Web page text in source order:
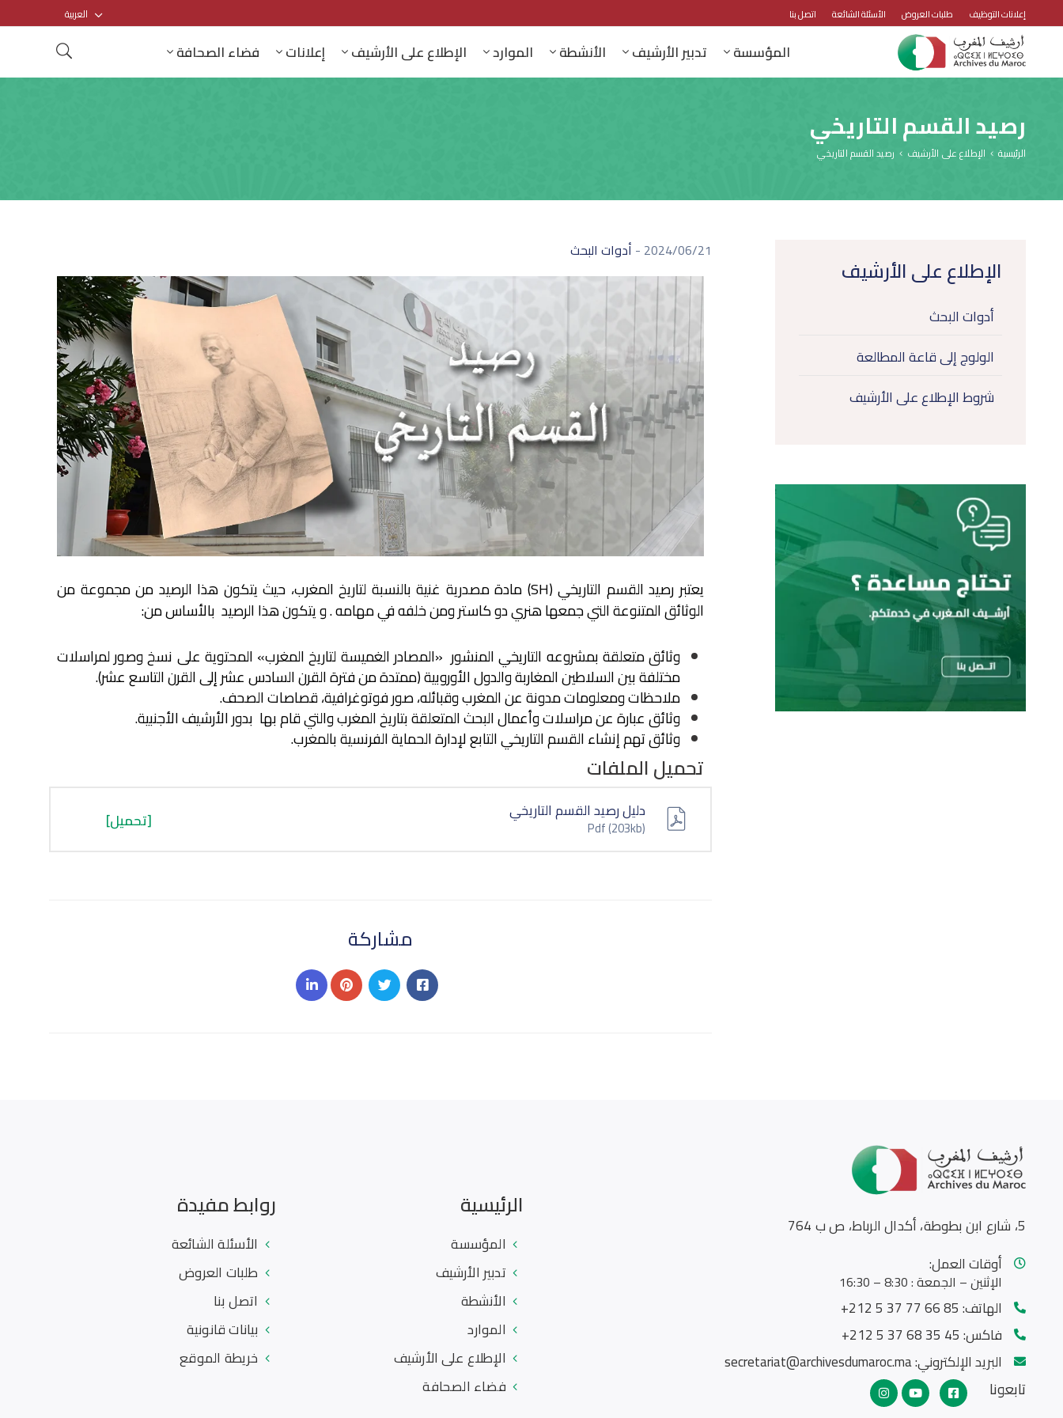
إعلانات التوظيف طلبات العروض الأسئلة الشائعة اتصل بنا العربية
المؤسسة تدبير الأرشيف الأنشطة الموارد الإطلاع على الأرشيف إعلانات فضاء الصحافة
رصيد القسم التاريخي
الرئيسية الإطلاع على الأرشيف رصيد القسم التاريخي
الإطلاع على الأرشيف
أدوات البحث
الولوج إلى قاعة المطالعة
شروط الإطلاع على الأرشيف
2024/06/21
- أدوات البحث
يعتبر رصيد القسم التاريخي(SH) مادة مصدرية غنية بالنسبة لتاريخ المغرب، حيث يتكون هذا الرصيد من مجموعة من
الوثائق المتنوعة التي جمعها هنري دو كاستر ومن خلفه في مهامه . و يتكون هذا الرصيد بالأساس من:
وثائق متعلقة بمشروعه التاريخي المنشور »المصادر الغميسة لتاريخ المغرب« المحتوية على نسخ وصور لمراسلات
مختلفة بين السلاطين المغاربة والدول الأوروبية)ممتدة من فترة القرن السادس عشر إلى القرن التاسع عشر(
.
ملاحظات ومعلومات مدونة عن المغرب وقبائله، صور فوتوغرافية، قصاصات الصحف.
وثائق عبارة عن مراسلات وأعمال البحث المتعلقة بتاريخ المغرب والتي قام بها بدور الأرشيف الأجنبية.
وثائق تهم إنشاء القسم التاريخي التابع لإدارة الحماية الفرنسية بالمغرب.
تحميل الملفات
دليل رصيد القسم التاريخي
Pdf(203kb) [تحميل]
مشاركة
5، شارع ابن بطوطة، أكدال الرباط، ص ب 764
أوقات العمل:
الإثنين – الجمعة : 8:30 – 16:30
الهاتف:85 66 77 37 5 212+
فاكس:45 35 68 37 5 212+
البريد الإلكتروني:secretariat@archivesdumaroc.ma
تابعونا
الرئيسية
المؤسسة
تدبير الأرشيف
الأنشطة
الموارد
الإطلاع على الأرشيف
فضاء الصحافة
روابط مفيدة
الأسئلة الشائعة
طلبات العروض
اتصل بنا
بيانات قانونية
خريطة الموقع